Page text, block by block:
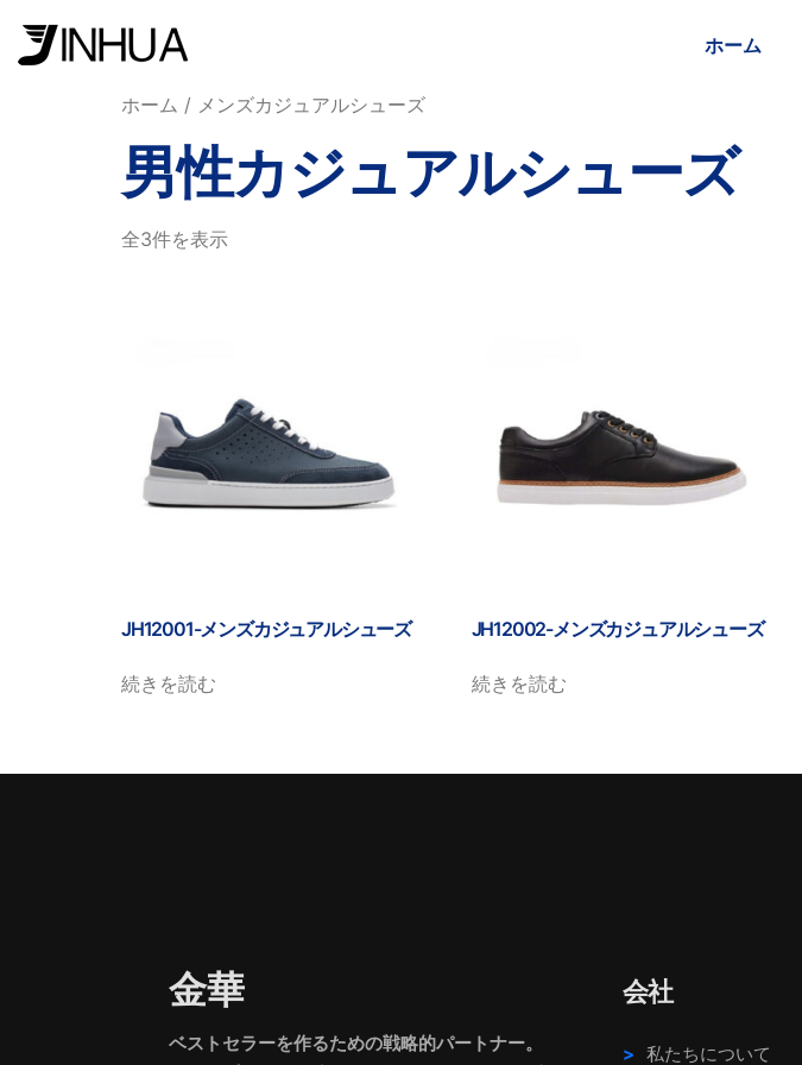
ホーム
ホーム / メンズカジュアルシューズ
男性カジュアルシューズ
全3件を表示
JH12001-メンズカジュアルシューズ
続きを読む
JH12002-メンズカジュアルシューズ
続きを読む
金華
ベストセラーを作るための戦略的パートナー。
会社
私たちについて